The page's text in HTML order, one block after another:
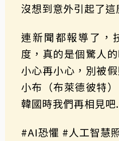
沒想到意外引起了
連新聞都報導了，
度，真的是個驚人
小心再小心，別被
小布（布萊德彼特
韓國時我們再相見吧
#AI恐懼 #人工智慧